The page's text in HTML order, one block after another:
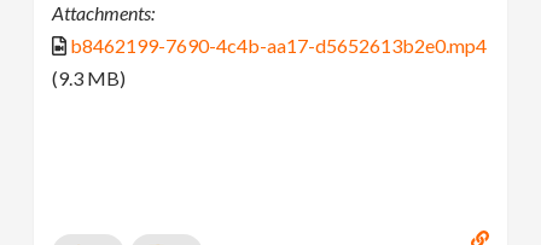
Attachments:
b8462199-7690-4c4b-aa17-d5652613b2e0.mp4
(9.3 MB)